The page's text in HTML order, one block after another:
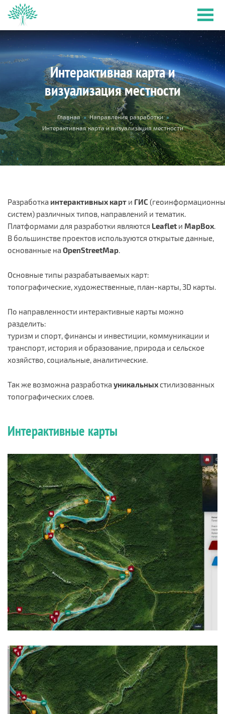
Перейти к основному содержанию
Интерактивная карта и
визуализация местности
Вы здесьГлавная » Направления разработки »
Интерактивная карта и визуализация местности
Разработка интерактивных карт и ГИС
систем) различных типов, направлений и тематик.
Платформами для разработки являются Leaflet и MapBox.
В большинстве проектов используются открытые данные,
основанные наOpenStreetMap.
Основные типы разрабатываемых карт:
топографические, художественные, план-карты, 3D карты.
По направленности интерактивные карты можно
разделить:
туризм и спорт, финансы и инвестиции, коммуникации и
транспорт, история и образование, природа и сельское
хозяйство, социальные, аналитические.
Так же возможна разработкауникальныхстилизованных
топографических слоев.
Интерактивные карты